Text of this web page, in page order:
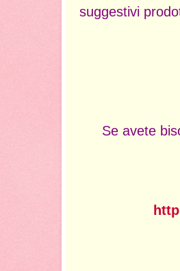
suggestivi
Se avete